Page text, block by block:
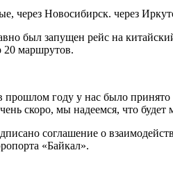
через Новосибирск. через
был запущен рейс на
20 маршрутов.
году у нас было
скоро, мы надеемся, что будет
соглашение о
«Байкал».